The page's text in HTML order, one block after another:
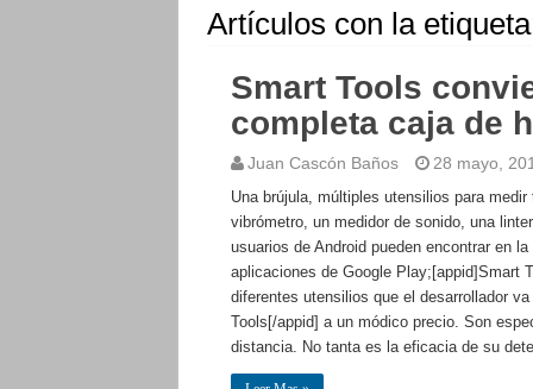
Artículos con la
Smart Tools
completa caja de
Juan Cascón Baños 28 mayo,
Una brújula, múltiples utensilios para
vibrómetro, un medidor de sonido, una
usuarios de Android pueden encontrar en
aplicaciones de Google Play;[appid]Smart
diferentes utensilios que el desarrollador
Tools[/appid] a un módico precio. Son
distancia. No tanta es la eficacia de su